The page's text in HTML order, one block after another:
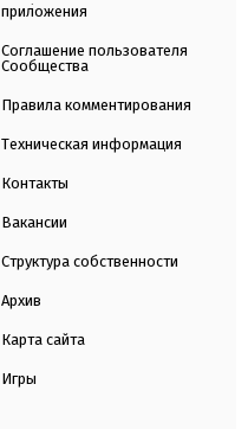
приложения
Соглашение пользователя
Сообщества
Правила комментирования
Техническая информация
Контакты
Вакансии
Структура собственности
Архив
Карта сайта
Игры